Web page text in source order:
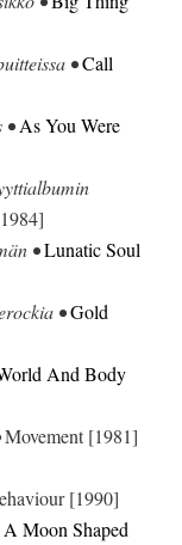
•Call
•As You Were
•Lunatic Soul
•Gold
And Body
Movement [1981]
[1990]
A Moon Shaped